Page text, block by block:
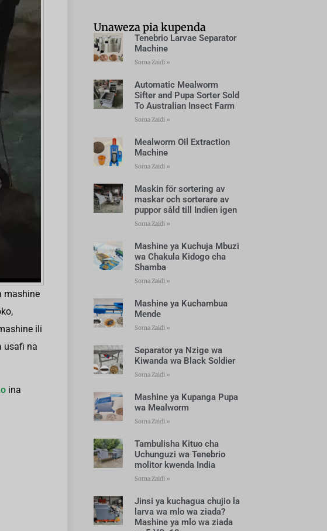
mashine
ili
usafi na
ina
Unaweza pia kupenda
Tenebrio Larvae Separator
Machine
Soma Zaidi »
Automatic Mealworm
Sifter and Pupa Sorter Sold
To Australian Insect Farm
Soma Zaidi »
Mealworm Oil Extraction
Machine
Soma Zaidi »
Maskin för sortering av
maskar och sorterare av
puppor såld till Indien igen
Soma Zaidi »
Mashine ya Kuchuja Mbuzi
wa Chakula Kidogo cha
Shamba
Soma Zaidi »
Mashine ya Kuchambua
Mende
Soma Zaidi »
Separator ya Nzige wa
Kiwanda wa Black Soldier
Soma Zaidi »
Mashine ya Kupanga Pupa
wa Mealworm
Soma Zaidi »
Tambulisha Kituo cha
Uchunguzi wa Tenebrio
molitor kwenda India
Soma Zaidi »
Jinsi ya kuchagua chujio la
larva wa mlo wa ziada?
Mashine ya mlo wa ziada